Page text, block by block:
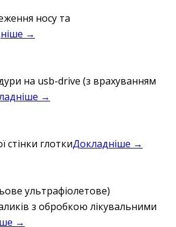
носу та
→
на usb-drive (з врахуванням
→
стінки глоткиДокладніше →
ультрафіолетове)
з обробкою лікувальними
→